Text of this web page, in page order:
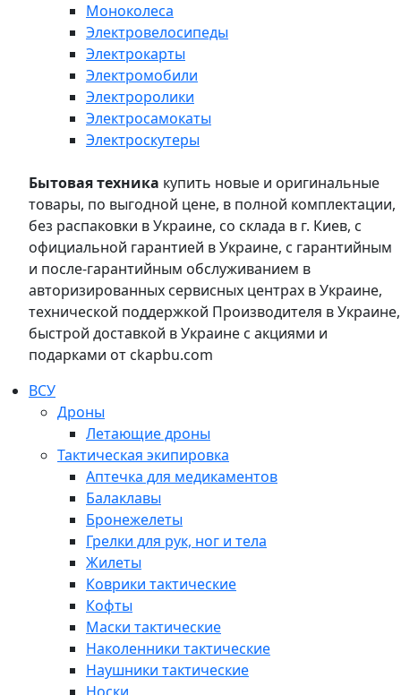
Моноколеса
Электровелосипеды
Электрокарты
Электромобили
Электроролики
Электросамокаты
Электроскутеры
Бытовая техника купить новые и оригинальные
товары, по выгодной цене, в полной комплектации,
без распаковки в Украине, со склада в г. Киев, с
официальной гарантией в Украине, с гарантийным
и после-гарантийным обслуживанием в
авторизированных сервисных центрах в Украине,
технической поддержкой Производителя в Украине,
быстрой доставкой в Украине с акциями и
подарками от ckapbu.com
ВСУ
Дроны
Летающие дроны
Тактическая экипировка
Аптечка для медикаментов
Балаклавы
Бронежелеты
Грелки для рук, ног и тела
Жилеты
Коврики тактические
Кофты
Маски тактические
Наколенники тактические
Наушники тактические